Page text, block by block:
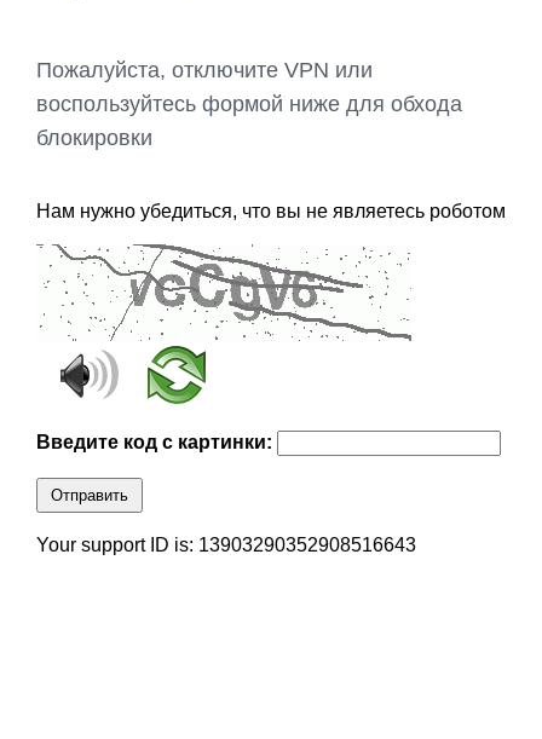
Пожалуйста, отключите VPN или
воспользуйтесь формой ниже для обхода
блокировки
Нам нужно убедиться, что вы не являетесь роботом
Введите код с картинки:
Отправить
Your support ID is: 13903290352908516643